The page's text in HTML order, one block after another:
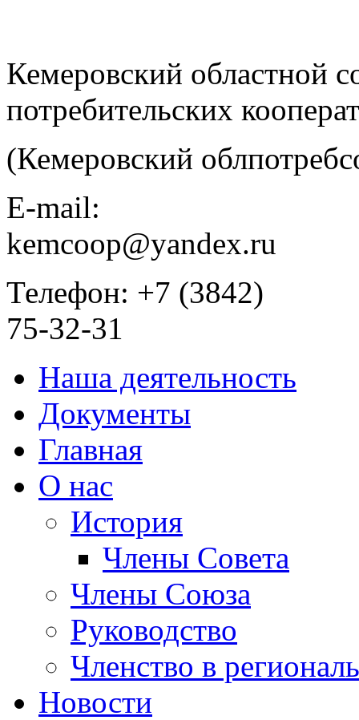
Кемеровский областной
потребительских
(Кемеровский
E-mail:
kemcoop@yandex.ru
Телефон: +7 (3842)
75-32-31
Наша деятельность
Документы
Главная
О нас
История
Члены Совета
Члены Союза
Руководство
Членство в
Новости